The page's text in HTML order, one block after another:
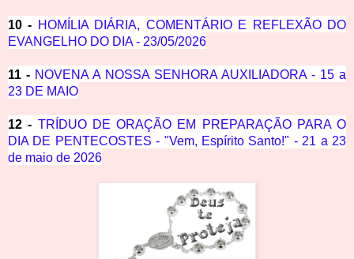
10 - HOMÍLIA DIÁRIA, COMENTÁRIO E REFLEXÃO DO
EVANGELHO DO DIA - 23/05/2026
11 - NOVENA A NOSSA SENHORA AUXILIADORA - 15 a
23 DE MAIO
12 - TRÍDUO DE ORAÇÃO EM PREPARAÇÃO PARA O
DIA DE PENTECOSTES - "Vem, Espírito Santo!" - 21 a 23
de maio de 2026